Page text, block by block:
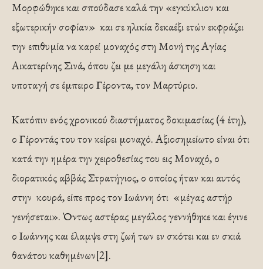
Μορφώθηκε και σπούδασε καλά την «εγκύκλιον και
εξωτερικήν σοφίαν» και σε ηλικία δεκαέξι ετών εκφράζει
την επιθυμία να καρεί μοναχός στη Μονή της Αγίας
Αικατερίνης Σινά, όπου ζει με μεγάλη άσκηση και
υποταγή σε έμπειρο Γέροντα, τον Μαρτύριο.
Κατόπιν ενός χρονικού διαστήματος δοκιμασίας (4 έτη),
ο Γέροντάς του τον κείρει μοναχό. Αξιοσημείωτο είναι ότι
κατά την ημέρα την χειροθεσίας του εις Μοναχό, ο
διορατικός αββάς Στρατήγιος, ο οποίος ήταν και αυτός
στην κουρά, είπε προς τον Ιωάννη ότι «μέγας α­στήρ
γενήσεται». Όντως αστέρας μεγάλος γεννήθηκε και έγινε
ο Ιωάννης και έλαμψε στη ζωή των εν σκότει και εν σκιά
θανάτου καθημένων[2].